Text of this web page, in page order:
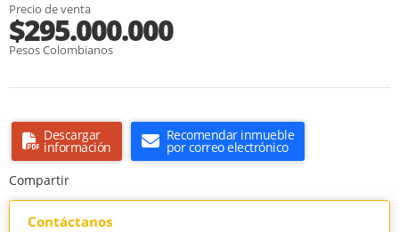
Precio de venta
$295.000.000
Pesos Colombianos
Descargar
información
Recomendar inmueble
por correo electrónico
Compartir
Contáctanos